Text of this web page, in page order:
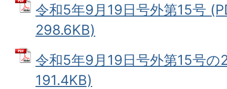
令和5年9月19日号外第15号
298.6KB)
令和5年9月19日号外第15号の
191.4KB)